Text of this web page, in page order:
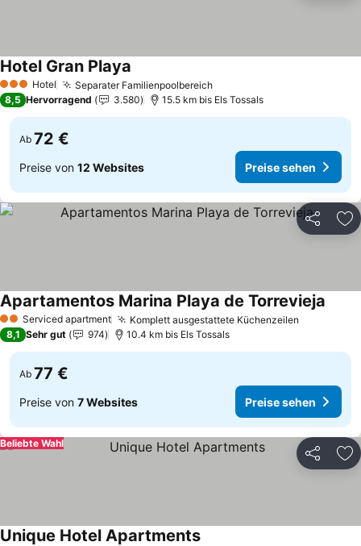
3 SterneHotel Separater Familienpoolbereich
Hotel Gran Playa
8,5 Hervorragend 3.580 15.5 km bis Els Tossals
Ab 72 €
Preise von 12 Websites Preise sehen
Teilen
2 SterneServiced apartment Komplett ausgestattete Küchenzeilen
Apartamentos Marina Playa de Torrevieja
8,1 Sehr gut 974 10.4 km bis Els Tossals
Ab 77 €
Preise von 7 Websites Preise sehen
Teilen
Beliebte Wahl
Unique Hotel Apartments